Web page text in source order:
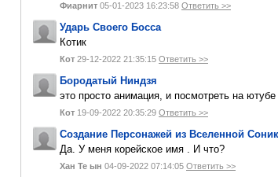
Фиарнит 05-01-2023 16:23:58 Ответить >>
Ударь Своего Босса
Котик
Кот 29-12-2022 21:35:15 Ответить >>
Бородатый Ниндзя
это просто анимация, и посмотреть на
Кот 19-09-2022 20:35:29 Ответить >>
Создание Персонажей из Вселенной
Да. У меня корейское имя . И что?
Хан Те ын 04-09-2022 07:14:05 Ответить >>